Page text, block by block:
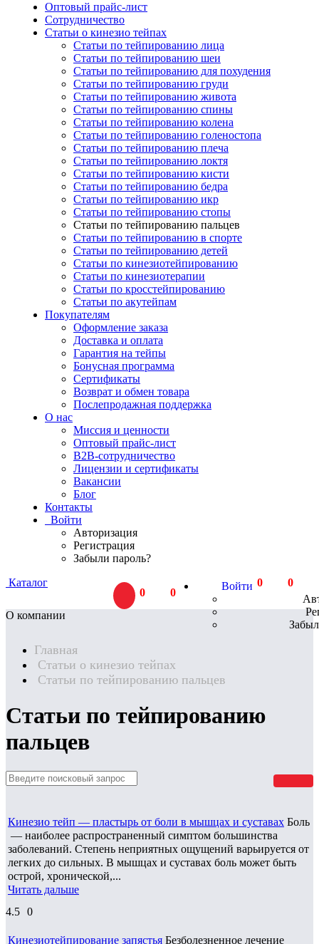
Оптовый прайс-лист
Сотрудничество
Статьи о кинезио тейпах
Статьи по тейпированию лица
Статьи по тейпированию шеи
Статьи по тейпированию для похудения
Статьи по тейпированию груди
Статьи по тейпированию живота
Статьи по тейпированию спины
Статьи по тейпированию колена
Статьи по тейпированию голеностопа
Статьи по тейпированию плеча
Статьи по тейпированию локтя
Статьи по тейпированию кисти
Статьи по тейпированию бедра
Статьи по тейпированию икр
Статьи по тейпированию стопы
Статьи по тейпированию пальцев
Статьи по тейпированию в спорте
Статьи по тейпированию детей
Статьи по кинезиотейпированию
Статьи по кинезиотерапии
Статьи по кросстейпированию
Статьи по акутейпам
Покупателям
Оформление заказа
Доставка и оплата
Гарантия на тейпы
Бонусная программа
Сертификаты
Возврат и обмен товара
Послепродажная поддержка
О нас
Миссия и ценности
Оптовый прайс-лист
В2В-сотрудничество
Лицензии и сертификаты
Вакансии
Блог
Контакты
Войти
Авторизация
Регистрация
Забыли пароль?
Войти 0 0
Каталог
0
0 Р
Главная
Статьи о кинезио тейпах
Статьи по тейпированию пальцев
Статьи по тейпированию
пальцев
Кинезио тейп — пластырь от боли в мышцах и суставах Боль
— наиболее распространенный симптом большинства
заболеваний. Степень неприятных ощущений варьируется от
легких до сильных. В мышцах и суставах боль может быть
острой, хронической,...
Читать дальше
4.5 0
Кинезиотейпирование запястья Безболезненное лечение
О компании